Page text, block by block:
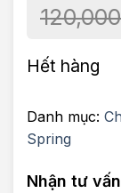
Hết hàng
Danh mục:
Spring
Nhận tư